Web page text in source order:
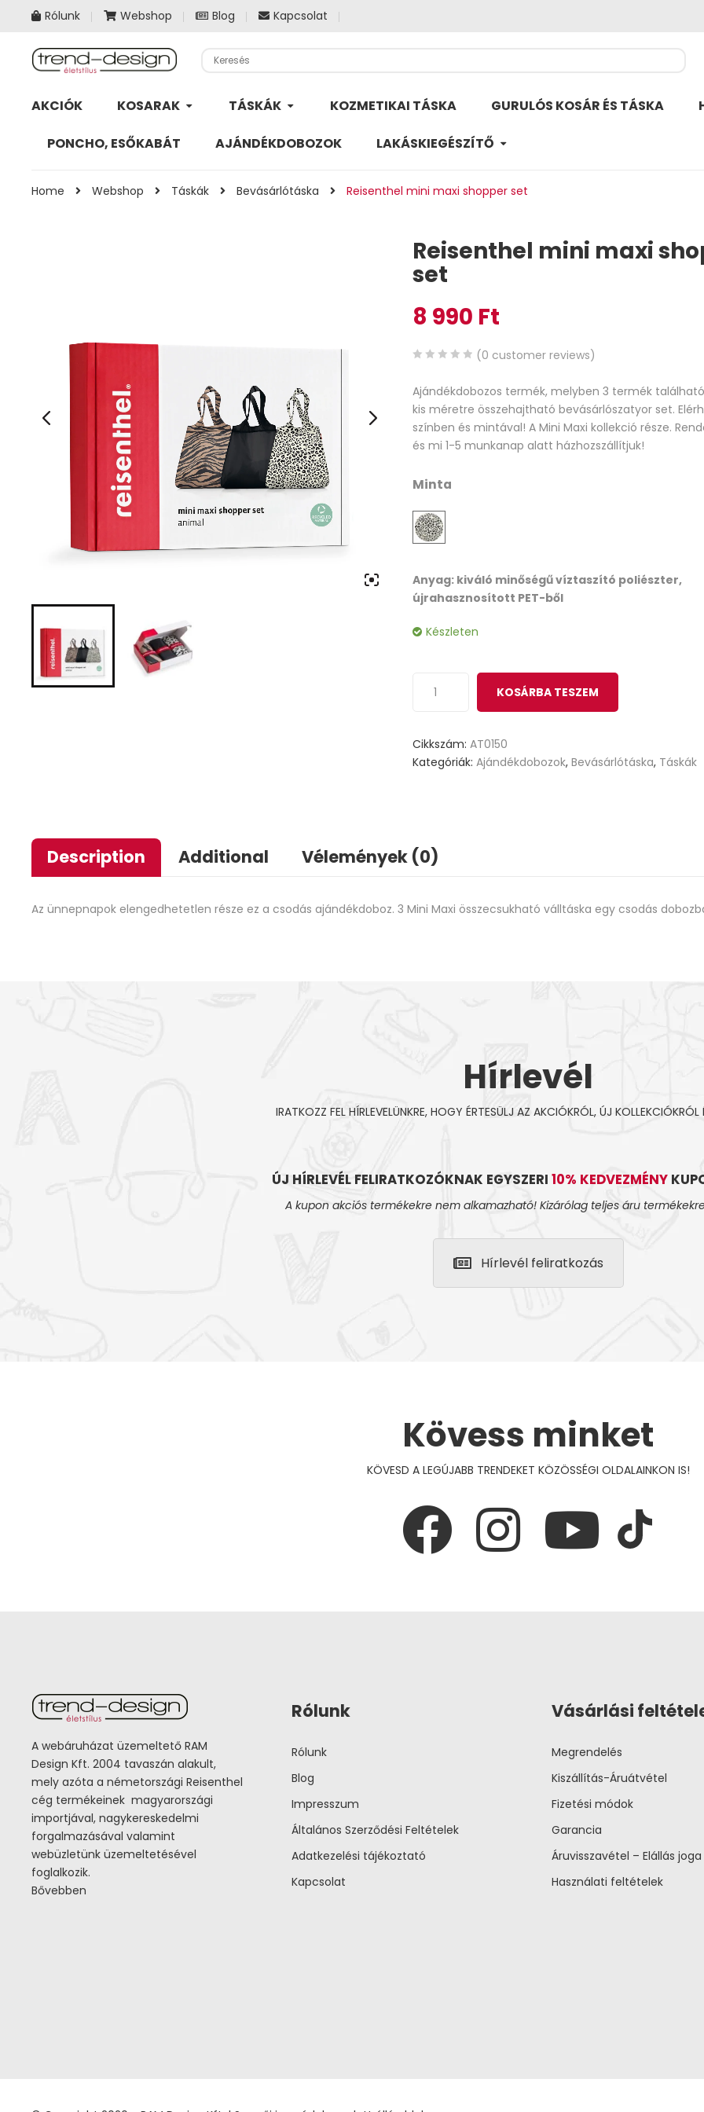
Rólunk Webshop Blog Kapcsolat
AKCIÓK KOSARAK TÁSKÁK KOZMETIKAI TÁSKA GURULÓS KOSÁR ÉS TÁSKA
PONCHO, ESŐKABÁT AJÁNDÉKDOBOZOK LAKÁSKIEGÉSZÍTŐ
Home Webshop Táskák Bevásárlótáska Reisenthel mini maxi shopper set
Reisenthel mini maxi
set
8 990 Ft
out
of
based
on
ratings
(0 customer reviews)
Ajándékdobozos termék, melyben 3 termék
kis méretre összehajtható bevásárlószatyor set.
színben és mintával! A Mini Maxi kollekció része.
és mi 1-5 munkanap alatt házhozszállítjuk!
Minta
Anyag: kiváló minőségű víztaszító poliészter,
újrahasznosított PET-ből
Készleten
KOSÁRBA TESZEM
Cikkszám:AT0150
Kategóriák:Ajándékdobozok,Bevásárlótáska, Táskák
Description Additional Vélemények (0)
Az ünnepnapok elengedhetetlen része ez a csodás ajándékdoboz. 3 Mini Maxi összecsukható válltáska egy csodás
Hírlevél
IRATKOZZ FEL HÍRLEVELÜNKRE, HOGY ÉRTESÜLJ AZ AKCIÓKRÓL, ÚJ
ÚJ HÍRLEVÉL FELIRATKOZÓKNAK EGYSZERI 10% KEDVEZMÉNY
A kupon akciós termékekre nem alkamazható! Kizárólag teljes áru
Hírlevél feliratkozás
Kövess minket
KÖVESD A LEGÚJABB TRENDEKET KÖZÖSSÉGI OLDALAINKON IS!
A webáruházat üzemeltető RAM
Design Kft. 2004 tavaszán alakult,
mely azóta a németországi Reisenthel
cég termékeinek magyarországi
importjával, nagykereskedelmi
forgalmazásával valamint
webüzletünk üzemeltetésével
foglalkozik.
Bővebben
Rólunk
Rólunk
Blog
Impresszum
Általános Szerződési Feltételek
Adatkezelési tájékoztató
Kapcsolat
Vásárlási
Megrendelés
Kiszállítás-Áruátvétel
Fizetési módok
Garancia
Áruvisszavétel – Elállás joga
Használati feltételek